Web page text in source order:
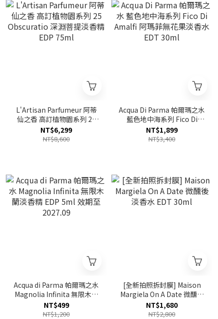
L'Artisan Parfumeur 阿蒂
仙之香 高訂植物園系列 25
Obscuratio 深淵菩提淡香精
EDP 75ml
NT$6,299
NT$8,600
Acqua Di Parma 帕爾瑪之水
藍色地中海系列 Fico Di
Amalfi 阿瑪菲無花果淡香水
EDT 30ml
NT$1,899
NT$3,400
Acqua di Parma 帕爾瑪之水
Magnolia Infinita 無限木蘭
淡香精 EDP 5ml 效期至
2027.09
NT$499
NT$1,200
[全新拍照拆封膜] Maison
Margiela On A Date 微醺後
淡香水 EDT 30ml
NT$1,680
NT$2,800